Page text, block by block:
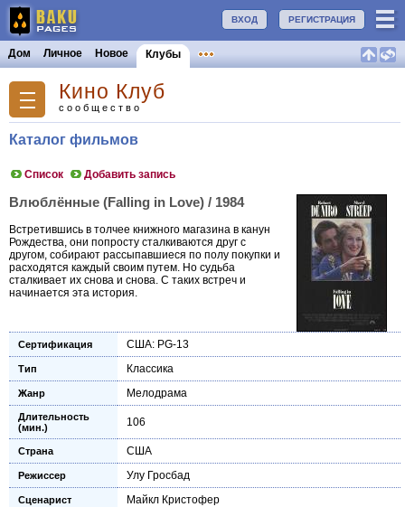
РЕГИСТРАЦИЯ
ВХОД
Дом Личное Новое Клубы
Кино Клуб
сообщество
Каталог фильмов
Список Добавить запись
Влюблённые (Falling in Love) / 1984
Встретившись в толчее книжного магазина в канун
Рождества, они попросту сталкиваются друг с
другом, собирают рассыпавшиеся по полу покупки и
расходятся каждый своим путем. Но судьба
сталкивает их снова и снова. С таких встреч и
начинается эта история.
Сертификация США: PG-13
Тип Классика
Жанр Мелодрама
Длительность
(мин.)
106
Страна США
Режиссер Улу Гросбад
Сценарист Майкл Кристофер